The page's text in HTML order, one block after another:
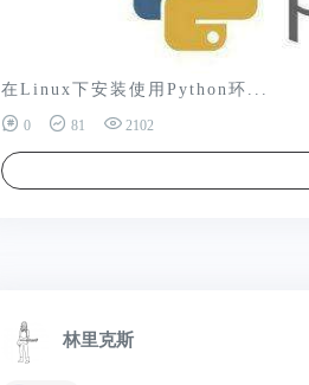
在Linux下安装使用Python环...
0 81 2102
林里克斯